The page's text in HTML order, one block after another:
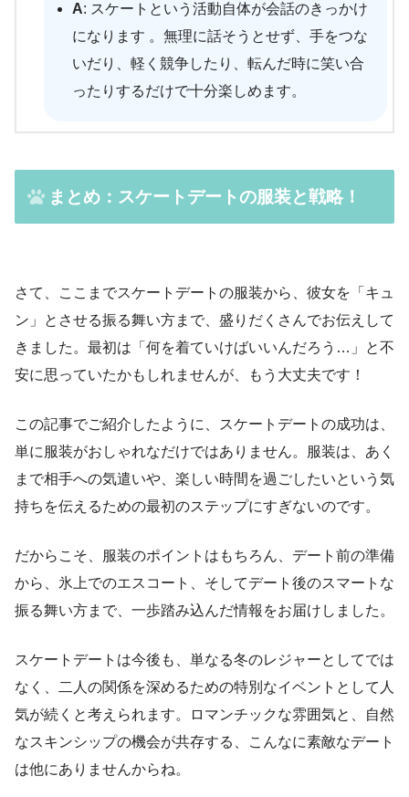
A: スケートという活動自体が会話のきっかけ
になります 。無理に話そうとせず、手をつな
いだり、軽く競争したり、転んだ時に笑い合
ったりするだけで十分楽しめます。
まとめ：スケートデートの服装と戦略！
さて、ここまでスケートデートの服装から、彼女を「キュ
ン」とさせる振る舞い方まで、盛りだくさんでお伝えして
きました。最初は「何を着ていけばいいんだろう…」と不
安に思っていたかもしれませんが、もう大丈夫です！
この記事でご紹介したように、スケートデートの成功は、
単に服装がおしゃれなだけではありません。服装は、あく
まで相手への気遣いや、楽しい時間を過ごしたいという気
持ちを伝えるための最初のステップにすぎないのです。
だからこそ、服装のポイントはもちろん、デート前の準備
から、氷上でのエスコート、そしてデート後のスマートな
振る舞い方まで、一歩踏み込んだ情報をお届けしました。
スケートデートは今後も、単なる冬のレジャーとしてでは
なく、二人の関係を深めるための特別なイベントとして人
気が続くと考えられます。ロマンチックな雰囲気と、自然
なスキンシップの機会が共存する、こんなに素敵なデート
は他にありませんからね。